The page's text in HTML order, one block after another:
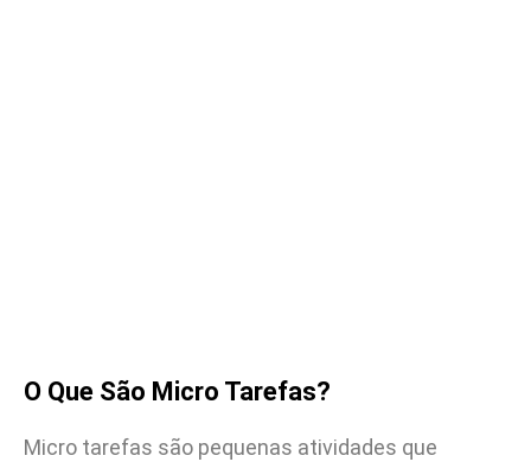
O Que São Micro Tarefas?
Micro tarefas são pequenas atividades que